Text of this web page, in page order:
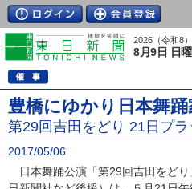
2026（令和8
8月9日 日
豊橋にゆかり日本舞
第29回吉田をどり 21日プ
2017/05/06
日本舞踊公演「第29回吉田をど